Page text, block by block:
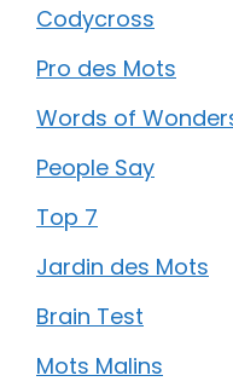
Codycross
Pro des Mots
Words of
People Say
Top 7
Jardin des Mots
Brain Test
Mots Malins